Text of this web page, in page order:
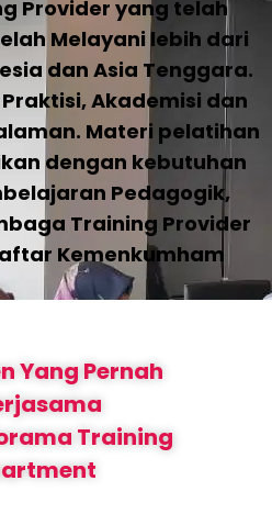
Provider yang telah
Melayani lebih dari
dan Asia Tenggara.
Akademisi dan
Materi pelatihan
dengan kebutuhan
Pedagogik,
Training Provider
Kemenkumham
Yang Pernah
Training